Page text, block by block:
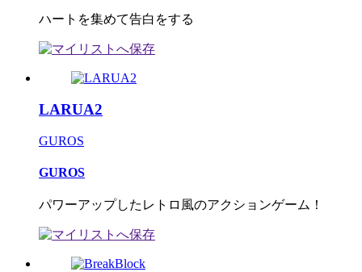
ハートを集めて告白をする
LARUA2
GUROS
GUROS
パワーアップしたレトロ風のアクションゲーム！